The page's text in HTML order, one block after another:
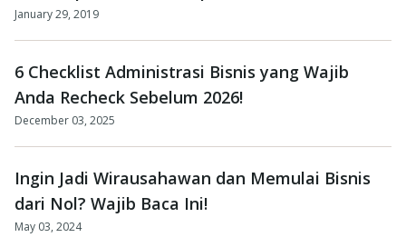
January 29, 2019
6 Checklist Administrasi Bisnis yang Wajib
Anda Recheck Sebelum 2026!
December 03, 2025
Ingin Jadi Wirausahawan dan Memulai Bisnis
dari Nol? Wajib Baca Ini!
May 03, 2024